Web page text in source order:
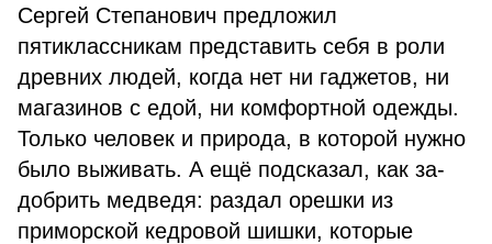
Сергей Степанович пред­ложил
пятиклассникам представить себя в роли
древних людей, когда нет ни гаджетов, ни
магазинов с едой, ни комфортной одежды.
Только человек и природа, в которой нужно
было выживать. А ещё подсказал, как за­
добрить медведя: раздал орешки из
приморской кедровой шишки, ко­торые